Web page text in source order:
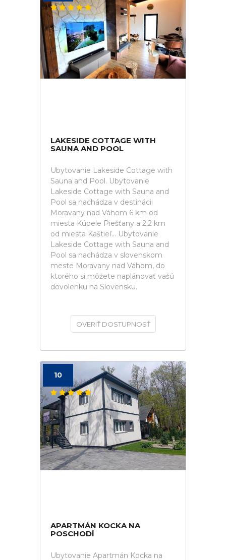
LAKESIDE COTTAGE WITH
SAUNA AND POOL
Ubytovanie Lakeside Cottage with
Sauna and Pool. Ubytovanie
Lakeside Cottage with Sauna and
Pool sa nachádza v destinácii
Moravany nad Váhom 6 km od
miesta Kúpele Piešťany a 2,2 km
od miesta Kaštieľ... Ubytovanie
Lakeside Cottage with Sauna and
Pool sa nachádza v slovenskom
meste Moravany nad Váhom, do
ktorého si môžete naplánovať vašú
dovolenku na Slovensku.
OVERIŤ DOSTUPNOSŤ
10
APARTMÁN KOCKA NA
POSCHODÍ
Ubytovanie Apartmán Kocka na